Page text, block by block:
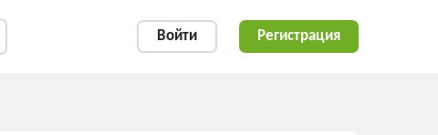
Войти Регистрация